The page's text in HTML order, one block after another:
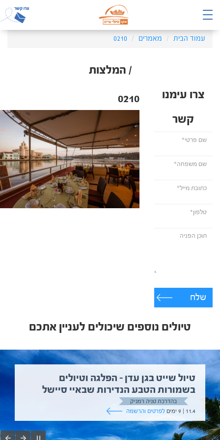
עמוד הבית מאמרים 0210
/ המלצות
צרו עימנו
קשר
שלח
0210
טיולים נוספים שיכולים לעניין אתכם
טיול שייט בגן עדן – הפלגה וטיולים
בשמורות הטבע הנדירות שבאיי סיישל
בהדרכת טניה רמניק
11.4 | 9 ימים
לפרטים והרשמה